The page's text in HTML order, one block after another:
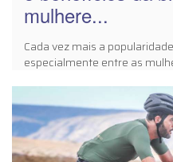
mulhere...
Cada vez mais a
especialmente entre as